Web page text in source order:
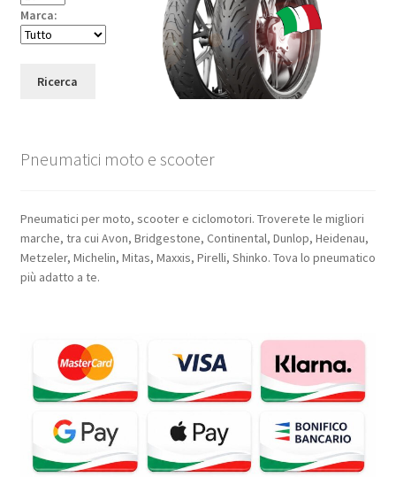
Marca:
Ricerca
Pneumatici moto e scooter
Pneumatici per moto, scooter e ciclomotori. Troverete le migliori
marche, tra cui Avon, Bridgestone, Continental, Dunlop, Heidenau,
Metzeler, Michelin, Mitas, Maxxis, Pirelli, Shinko. Tova lo pneumatico
più adatto a te.